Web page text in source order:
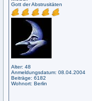
Gott der Abstrusitäten
Alter: 48
Anmeldungsdatum: 08.04.2004
Beiträge: 6182
Wohnort: Berlin